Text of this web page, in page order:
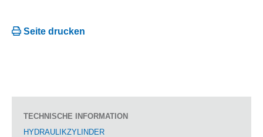
Seite drucken
TECHNISCHE INFORMATION
HYDRAULIKZYLINDER